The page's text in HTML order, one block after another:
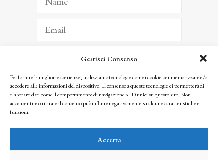
Gestisci Consenso
Per fornire le migliori esperienze, utilizziamo tecnologie come i cookie per memorizzare e/o
accedere alle informazioni del dispositivo. Il consenso a queste tecnologie ci permetterà di
elaborare dati come il comportamento di navigazione o ID unici su questo sito. Non
acconsentire o ritirare il consenso può influire negativamente su alcune caratteristiche e
funzioni.
Accetta
ISCRIVITI
Facendo clic per iscriverti, riconosci che le tue informazioni saranno trattate
seguendo la nostra Privacy Policy
© 2025 Istituto Matteucci. All right reserved
l’autorizzazione scritta dei proprietari dei diritti e dell’Istituto Matteucci